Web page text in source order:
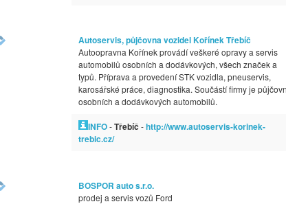
Autoservis, půjčovna vozidel Kořínek Třebíč
Autoopravna Kořínek provádí veškeré opravy a servis
automobilů osobních a dodávkových, všech značek a
typů. Příprava a provedení STK vozidla, pneuservis,
karosářské práce, diagnostika. Součástí firmy je
osobních a dodávkových automobilů.
INFO-Třebíč -http://www.autoservis-korinek-
trebic.cz/
BOSPOR auto s.r.o.
prodej a servis vozů Ford